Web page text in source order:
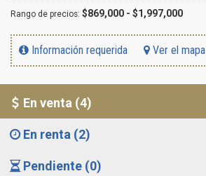
Rango de precios: $869,000 - $1,997,000
Información requerida Ver el mapa
En venta (4)
En renta (2)
Pendiente (0)